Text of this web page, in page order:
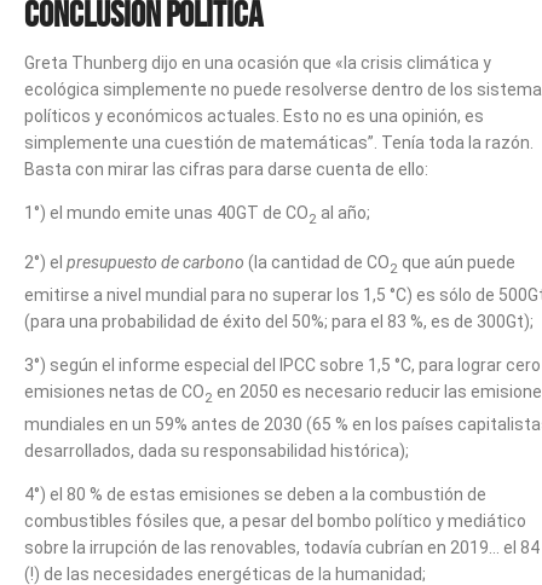
conclusión política
Greta Thunberg dijo en una ocasión que «la crisis climática y
ecológica simplemente no puede resolverse dentro de los
políticos y económicos actuales. Esto no es una opinión, es
simplemente una cuestión de matemáticas”. Tenía toda la razón.
Basta con mirar las cifras para darse cuenta de ello:
1°) el mundo emite unas 40GT de CO2 al año;
2°) el presupuesto de carbono (la cantidad de CO2 que aún puede
emitirse a nivel mundial para no superar los 1,5 °C) es sólo de
(para una probabilidad de éxito del 50%; para el 83 %, es de 300Gt);
3°) según el informe especial del IPCC sobre 1,5 °C, para lograr cero
emisiones netas de CO2 en 2050 es necesario reducir las
mundiales en un 59% antes de 2030 (65 % en los países
desarrollados, dada su responsabilidad histórica);
4°) el 80 % de estas emisiones se deben a la combustión de
combustibles fósiles que, a pesar del bombo político y mediático
sobre la irrupción de las renovables, todavía cubrían en 2019… el 84
(!) de las necesidades energéticas de la humanidad;